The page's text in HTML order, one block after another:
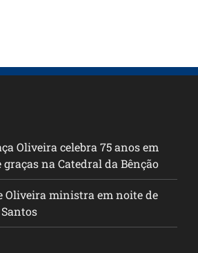
Oliveira celebra 75 anos em
graças na Catedral da Bênção
Oliveira ministra em noite de